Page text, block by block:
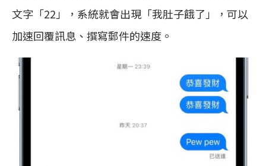
文字「22」，系統就會出現「我肚子餓了」，可以
加速回覆訊息、撰寫郵件的速度。